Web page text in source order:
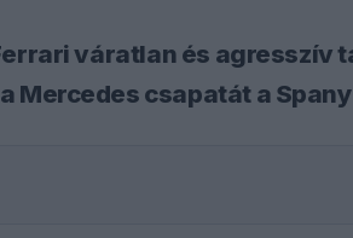
váratlan és
Mercedes csapatát a